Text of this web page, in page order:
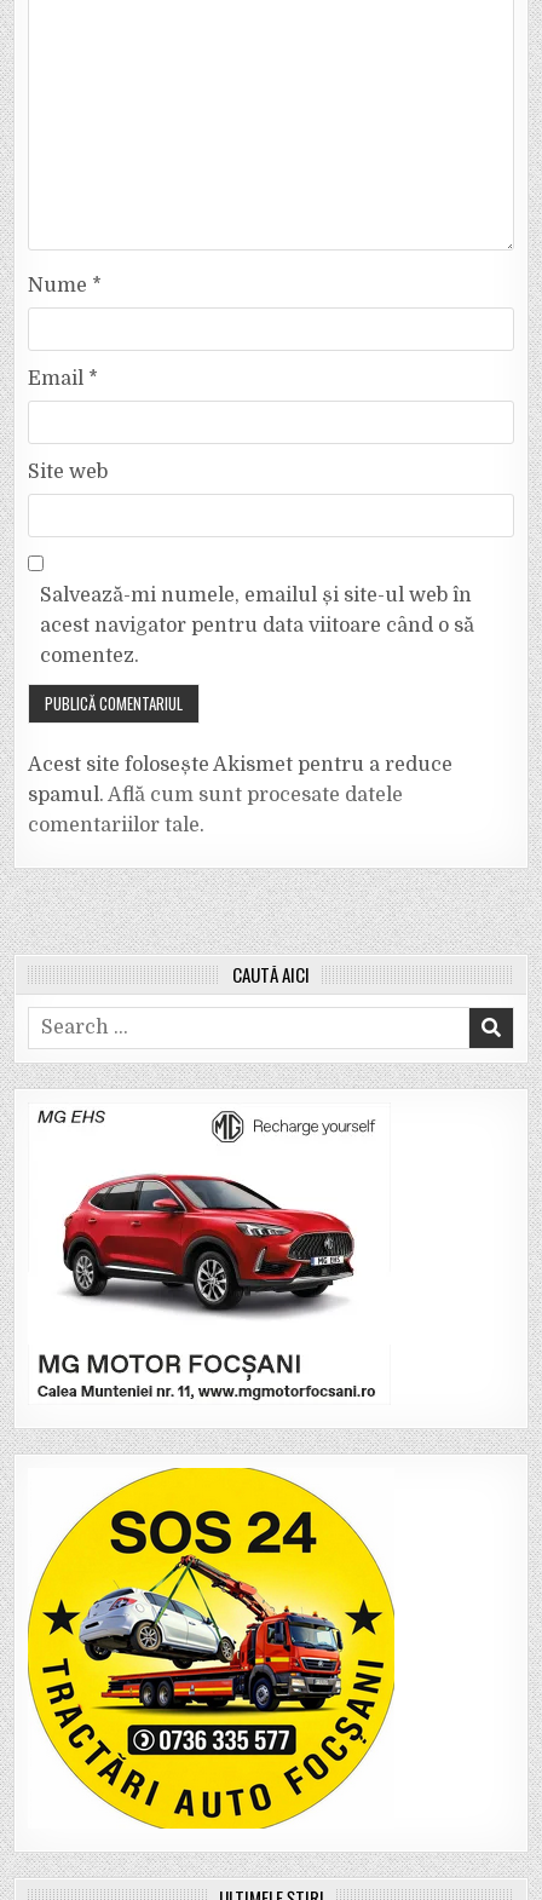
Nume *
Email *
Site web
Salvează-mi numele, emailul și site-ul web în
acest navigator pentru data viitoare când o să
comentez.
Acest site folosește Akismet pentru a reduce
spamul.Află cum sunt procesate datele
comentariilor tale.
CAUTĂ AICI
Search
for: